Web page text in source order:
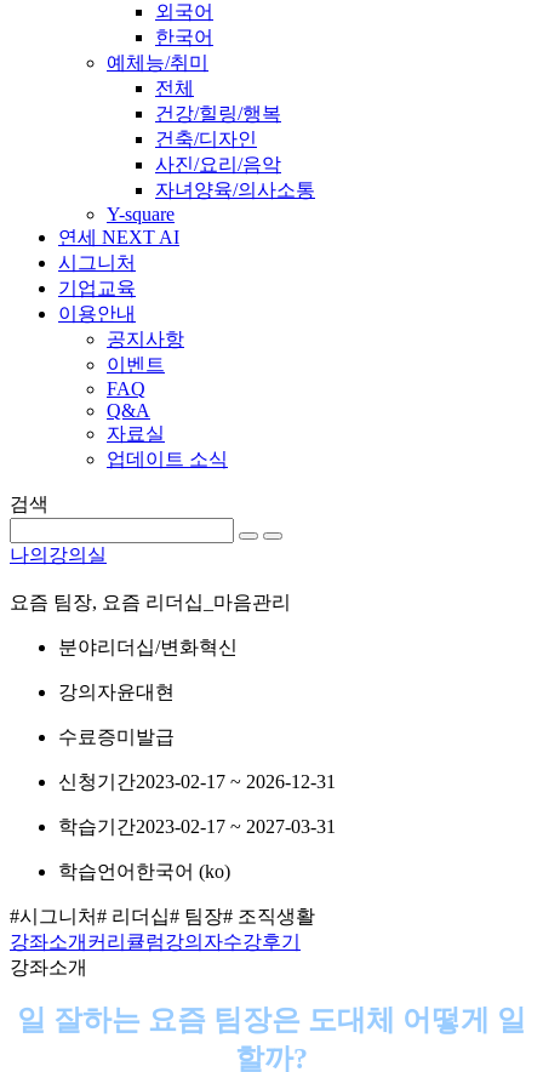
외국어
한국어
예체능/취미
전체
건강/힐링/행복
건축/디자인
사진/요리/음악
자녀양육/의사소통
Y-square
연세 NEXT AI
시그니처
기업교육
이용안내
공지사항
이벤트
FAQ
Q&A
자료실
업데이트 소식
검색
나의강의실
요즘 팀장, 요즘 리더십_마음관리
분야리더십/변화혁신
강의자윤대현
수료증미발급
신청기간2023-02-17 ~ 2026-12-31
학습기간2023-02-17 ~ 2027-03-31
학습언어 한국어 ‎(ko)‎
#시그니처# 리더십# 팀장# 조직생활
강좌소개 커리큘럼강의자수강후기
강좌소개
일 잘하는 요즘 팀장은 도대체 어떻게 일
할까?